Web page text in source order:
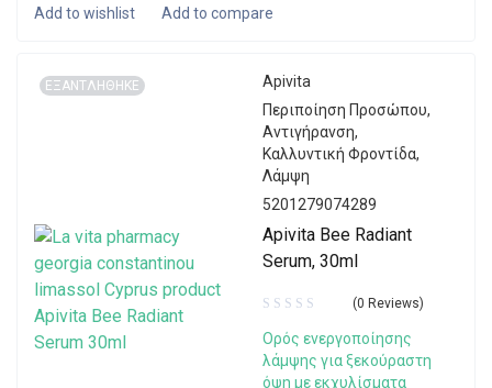
ΕΞΑΝΤΛΗΘΗΚΕ
Apivita
Περιποίηση Προσώπου,
Αντιγήρανση,
Καλλυντική Φροντίδα,
Λάμψη
5201279074289
Apivita Bee Radiant
Serum, 30ml
(0 Reviews)
Ορός ενεργοποίησης
λάμψης για ξεκούραστη
όψη με εκχυλίσματα